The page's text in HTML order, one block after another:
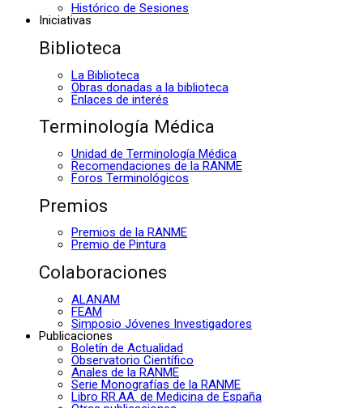
Histórico de Sesiones
Iniciativas
Biblioteca
La Biblioteca
Obras donadas a la biblioteca
Enlaces de interés
Terminología Médica
Unidad de Terminología Médica
Recomendaciones de la RANME
Foros Terminológicos
Premios
Premios de la RANME
Premio de Pintura
Colaboraciones
ALANAM
FEAM
Simposio Jóvenes Investigadores
Publicaciones
Boletín de Actualidad
Observatorio Científico
Anales de la RANME
Serie Monografías de la RANME
Libro RR.AA. de Medicina de España